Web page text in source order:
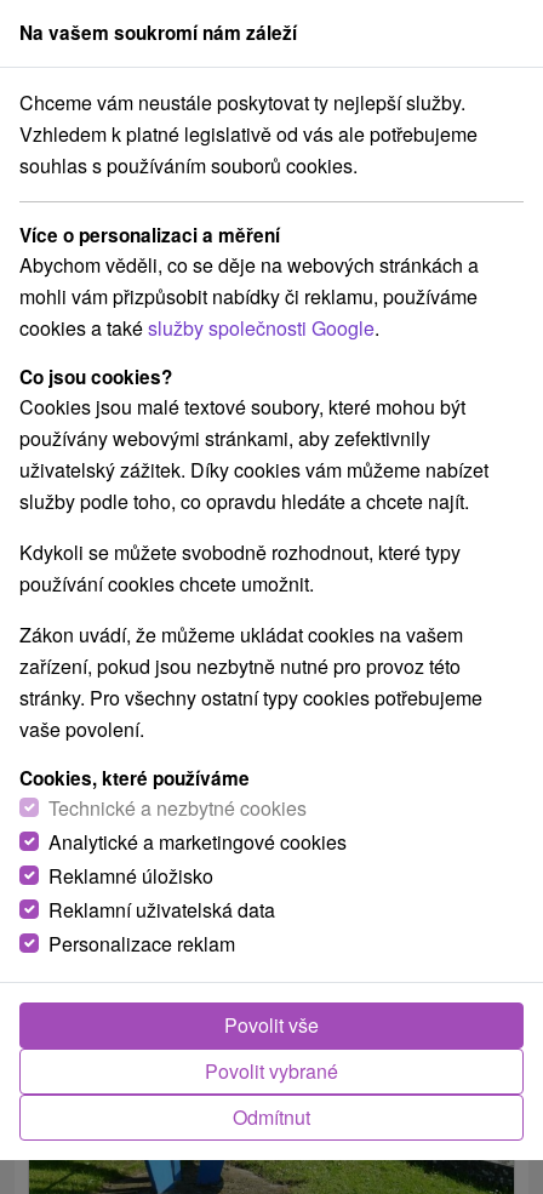
člen skupinySorger
na Slovensku Pramene Západné Slovensko Nitriansky kraj
Pramene Nitriansky kraj
Kategorie
Všechny kategorie
Detské centrá a mestečká(2)
Túry a turistické chodníky(1) Vínne cesty
Motokárové dráhy
Mestské a zámocké parky(2) Architektonické stavby
Sakrálne miesta(4) Kaštiele(2) Divadlá(2)
Skanzeny(2) Jazda na koni(3) Šport(1)
Hrady, zámky, zrúcaniny(8)
Vyhliadkové veže a chodníky
Jazerá, plesá, vodné nádrže(1)
Planetária a observatória (1) Aquaparky, kúpaliská
Atrakce s dětmi(25) Escaperoom(3)
Botanické záhrady(2) ZOO a zvieracie farmy(3)
Múzeá a galérie(6) Turistické atrakcie(10)
Adrenalinové atrakcie
Jaskyne(1)
Obce a města
Santovka(1)
Na vašem soukromí nám záleží
Chceme vám neustále poskytovat ty nejlepší služby.
Vzhledem k platné legislativě od vás ale potřebujeme
souhlas s používáním souborů cookies.
Více o personalizaci a měření
Abychom věděli, co se děje na webových stránkách a
mohli vám přizpůsobit nabídky či reklamu, používáme
cookies a takéslužby společnosti Google.
Co jsou cookies?
Cookies jsou malé textové soubory, které mohou být
používány webovými stránkami, aby zefektivnily
uživatelský zážitek. Díky cookies vám můžeme nabízet
služby podle toho, co opravdu hledáte a chcete najít.
Kdykoli se můžete svobodně rozhodnout, které typy
používání cookies chcete umožnit.
Zákon uvádí, že můžeme ukládat cookies na vašem
zařízení, pokud jsou nezbytně nutné pro provoz této
stránky. Pro všechny ostatní typy cookies potřebujeme
vaše povolení.
Cookies, které používáme
Technické a nezbytné cookies
Analytické a marketingové cookies
Reklamné úložisko
Reklamní uživatelská data
Personalizace reklam
Odmítnut
Povolit vybrané
Povolit vše